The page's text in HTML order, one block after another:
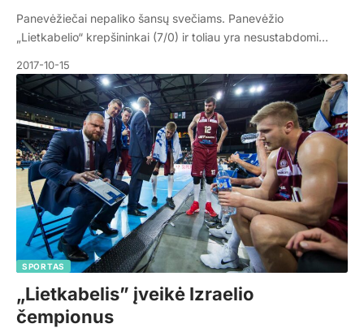
Panevėžiečai nepaliko šansų svečiams. Panevėžio
„Lietkabelio“ krepšininkai (7/0) ir toliau yra nesustabdomi…
2017-10-15
SPORTAS
„Lietkabelis” įveikė Izraelio
čempionus